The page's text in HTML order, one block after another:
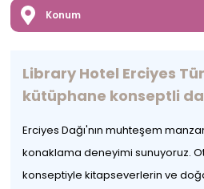
Konum
Library Hotel Erciyes
kütüphane konseptli
Erciyes Dağı'nın muhteşem
konaklama deneyimi sunuyoruz.
konseptiyle kitapseverlerin ve